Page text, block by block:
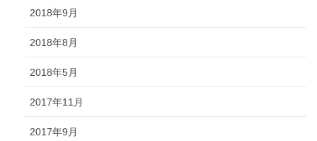
2018年9月
2018年8月
2018年5月
2017年11月
2017年9月